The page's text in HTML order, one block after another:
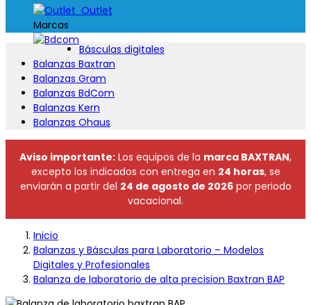
Outlet
Marcas
Básculas digitales
Balanzas Baxtran
Balanzas Gram
Balanzas BdCom
Balanzas Kern
Balanzas Ohaus
Aviso importante: Los equipos de la marca BAXTRAN,
excepto los indicados con entrega en 24 horas, se
enviarán a partir del 24 de agosto de 2026por periodo
vacacional.
Inicio
Balanzas y Básculas para Laboratorio – Modelos
Digitales y Profesionales
Balanza de laboratorio de alta precision Baxtran BAP